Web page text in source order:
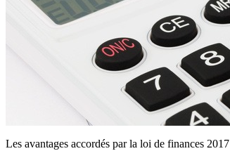
Les avantages accordés par la loi de finances 2017